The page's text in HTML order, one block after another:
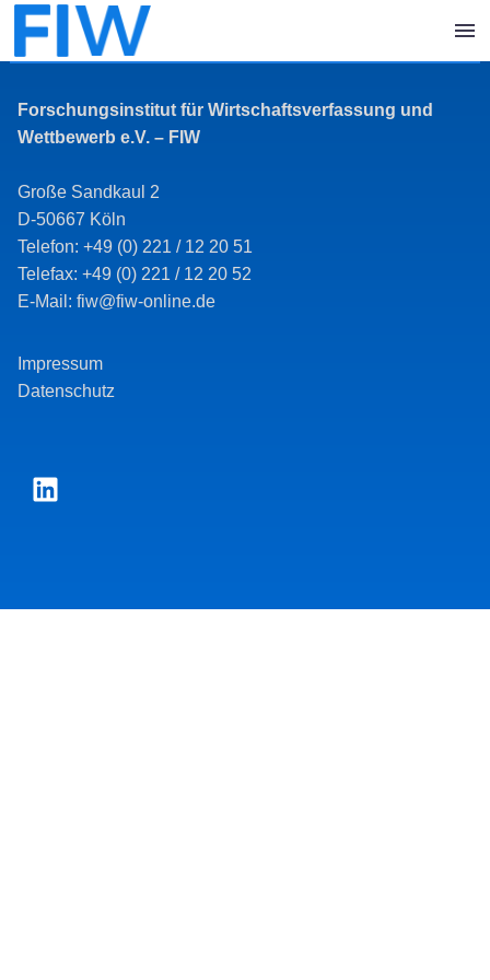
Forschungsinstitut für Wirtschaftsverfassung und
Wettbewerb e.V. – FIW
Große Sandkaul 2
D-50667 Köln
Telefon: +49 (0) 221 / 12 20 51
Telefax: +49 (0) 221 / 12 20 52
E-Mail: fiw@fiw-online.de
Impressum
Datenschutz